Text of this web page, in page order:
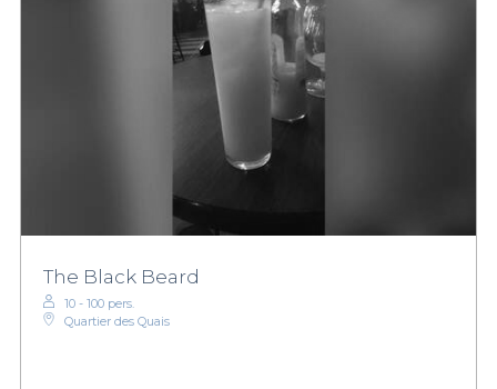
The Black Beard
10 - 100 pers.
Quartier des Quais